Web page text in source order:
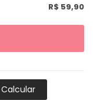
R$ 59,90
Calcular